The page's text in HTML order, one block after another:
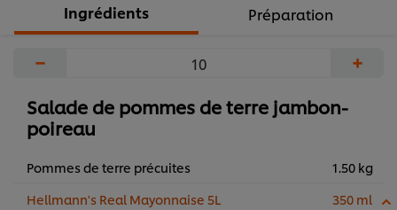
Ingrédients Préparation
− +
Salade de pommes de terre jambon-
poireau
Pommes de terre précuites
1.50 kg
Hellmann's Real Mayonnaise 5L
350 ml